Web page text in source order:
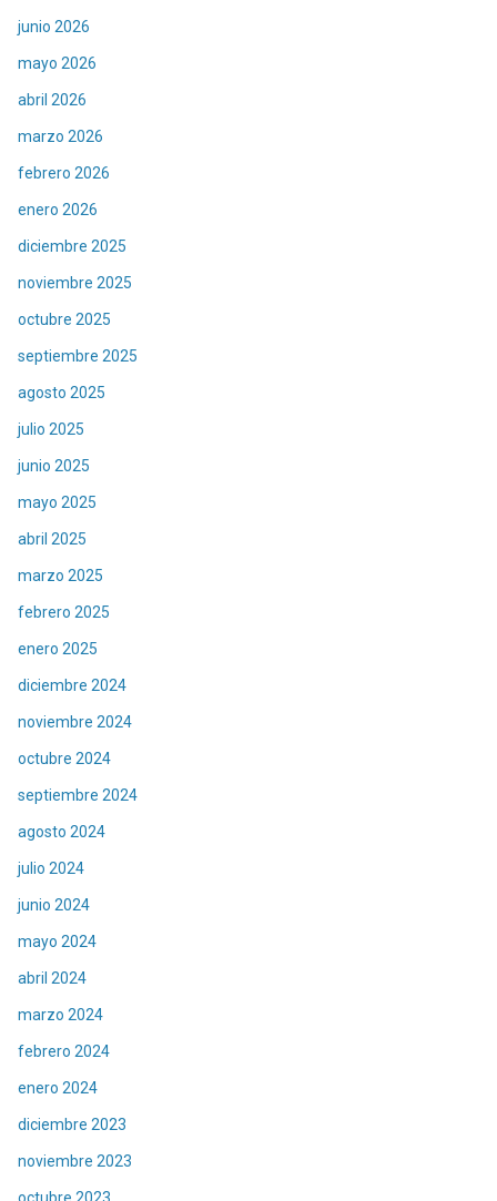
junio 2026
mayo 2026
abril 2026
marzo 2026
febrero 2026
enero 2026
diciembre 2025
noviembre 2025
octubre 2025
septiembre 2025
agosto 2025
julio 2025
junio 2025
mayo 2025
abril 2025
marzo 2025
febrero 2025
enero 2025
diciembre 2024
noviembre 2024
octubre 2024
septiembre 2024
agosto 2024
julio 2024
junio 2024
mayo 2024
abril 2024
marzo 2024
febrero 2024
enero 2024
diciembre 2023
noviembre 2023